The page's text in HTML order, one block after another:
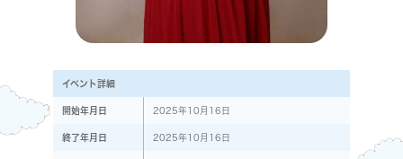
イベント詳細
開始年月日 2025年10月16日
終了年月日 2025年10月16日